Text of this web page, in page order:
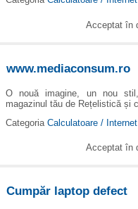
Acceptat în
www.mediaconsum.ro
O nouă imagine, un nou
magazinul tău de Rețelistică și
Categoria Calculatoare / Internet
Acceptat în
Cumpăr laptop defect